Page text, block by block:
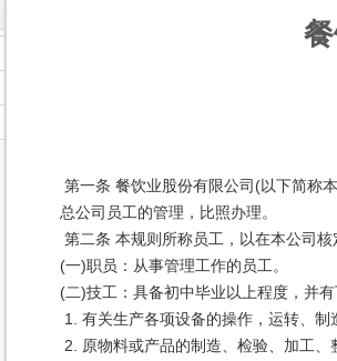
第一条 餐饮业股份有限公司(以下简称
总公司员工的管理，比照办理。
第二条 本规则所称员工，以在本公司
(一)职员：从事管理工作的员工。
(二)技工：具备初中毕业以上程度，并
1. 有关生产各项设备的操作，运转、制
2. 原物料或产品的制造、检验、加工、